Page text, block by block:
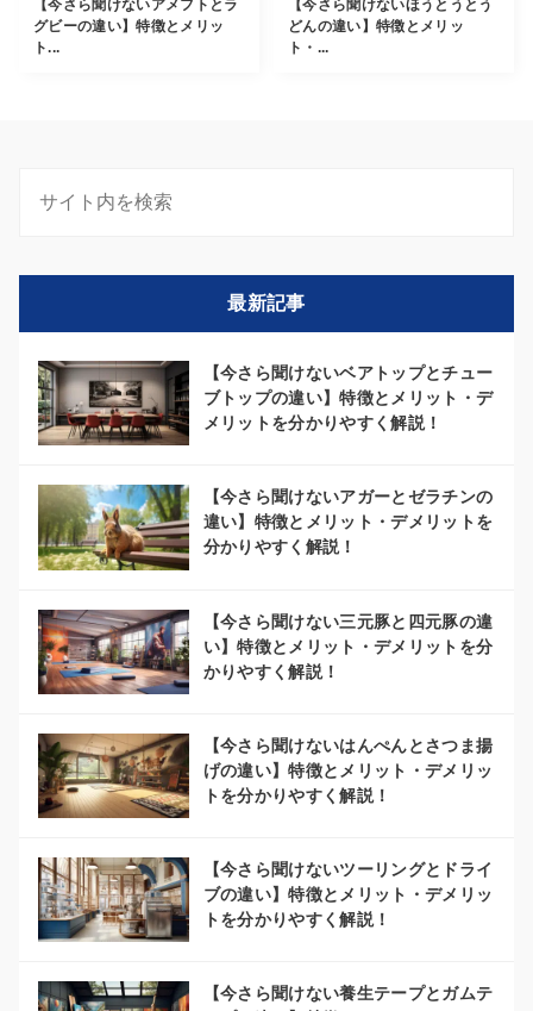
【今さら聞けないアメフトとラ
グビーの違い】特徴とメリッ
ト...
【今さら聞けないほうとうとう
どんの違い】特徴とメリッ
ト・...
最新記事
【今さら聞けないベアトップとチュー
ブトップの違い】特徴とメリット・デ
メリットを分かりやすく解説！
【今さら聞けないアガーとゼラチンの
違い】特徴とメリット・デメリットを
分かりやすく解説！
【今さら聞けない三元豚と四元豚の違
い】特徴とメリット・デメリットを分
かりやすく解説！
【今さら聞けないはんぺんとさつま揚
げの違い】特徴とメリット・デメリッ
トを分かりやすく解説！
【今さら聞けないツーリングとドライ
ブの違い】特徴とメリット・デメリッ
トを分かりやすく解説！
【今さら聞けない養生テープとガムテ